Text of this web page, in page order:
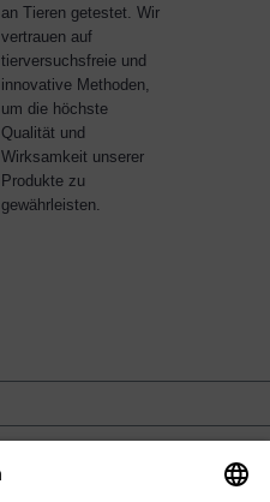
an Tieren getestet. Wir
vertrauen auf
tierversuchsfreie und
innovative Methoden,
um die höchste
Qualität und
Wirksamkeit unserer
Produkte zu
gewährleisten.